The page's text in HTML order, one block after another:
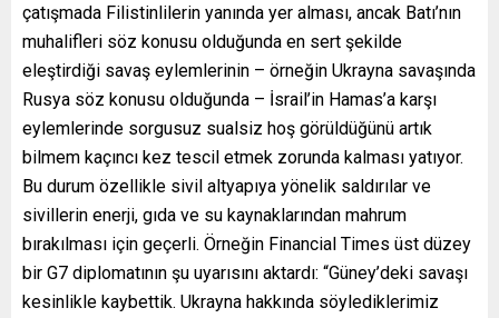
çatışmada Filistinlilerin yanında yer alması, ancak Batı’nın
muhalifleri söz konusu olduğunda en sert şekilde
eleştirdiği savaş eylemlerinin – örneğin Ukrayna savaşında
Rusya söz konusu olduğunda – İsrail’in Hamas’a karşı
eylemlerinde sorgusuz sualsiz hoş görüldüğünü artık
bilmem kaçıncı kez tescil etmek zorunda kalması yatıyor.
Bu durum özellikle sivil altyapıya yönelik saldırılar ve
sivillerin enerji, gıda ve su kaynaklarından mahrum
bırakılması için geçerli. Örneğin Financial Times üst düzey
bir G7 diplomatının şu uyarısını aktardı: “Güney’deki savaşı
kesinlikle kaybettik. Ukrayna hakkında söylediklerimiz